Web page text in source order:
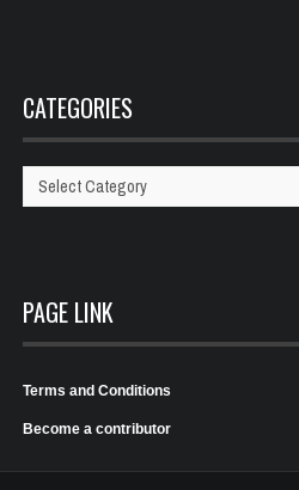
CATEGORIES
Categories
PAGE LINK
Terms and Conditions
Become a contributor